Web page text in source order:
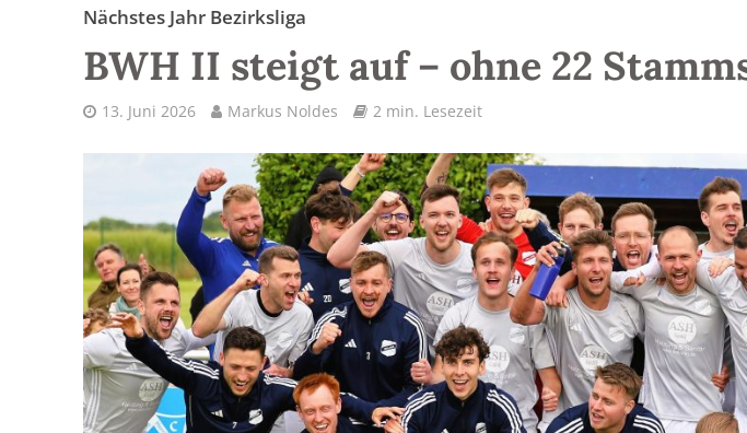
Nächstes Jahr Bezirksliga
BWH II steigt auf – ohne 22
13. Juni 2026 Markus Noldes 2 min. Lesezeit